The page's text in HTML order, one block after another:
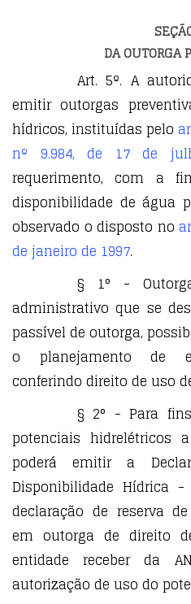
DA OUTORGA
Art. 5º. A
emitir outorgas
hídricos, instituídas pelo
nº 9.984, de 17 de
requerimento, com a
disponibilidade de água
observado o disposto no
de janeiro de 1997.
§ 1° -
administrativo que se
passível de outorga,
o planejamento de
conferindo direito de uso
§ 2° - Para
potenciais hidrelétricos
poderá emitir a
Disponibilidade Hídrica -
declaração de reserva
em outorga de direito
entidade receber da
autorização de uso do